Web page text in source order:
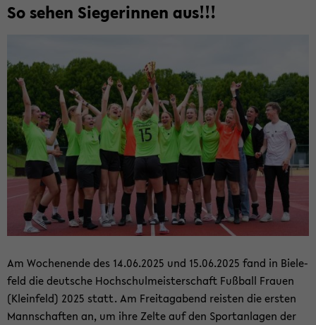
So sehen Sie­ge­rin­nen aus!!!
Am Wo­chen­en­de des 14.06.2025 und 15.06.2025 fand in Bie­le­
feld die deut­sche Hoch­schul­meis­ter­schaft Fuß­ball Frau­en
(Klein­feld) 2025 statt. Am Frei­tag­abend reis­ten die ers­ten
Mann­schaf­ten an, um ihre Zelte auf den Sport­an­la­gen der